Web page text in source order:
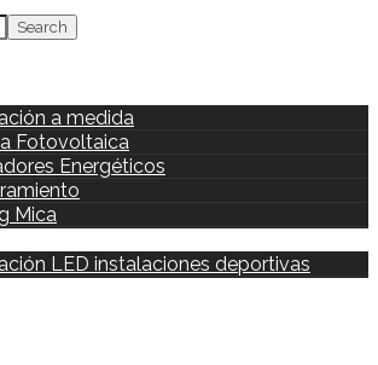
Search
a medida
Fotovoltaica
Energéticos
Mica
LED instalaciones deportivas